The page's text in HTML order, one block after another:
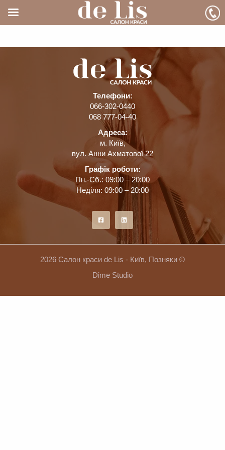
Телефони:
066-302-0440
068 777-04-40
Адреса:
м. Київ,
вул. Анни Ахматової 22
Графік роботи:
Пн.-Сб.: 09:00 – 20:00
Неділя: 09:00 – 20:00
2026 Салон краси de Lis - Київ, Позняки ©
Dime Studio